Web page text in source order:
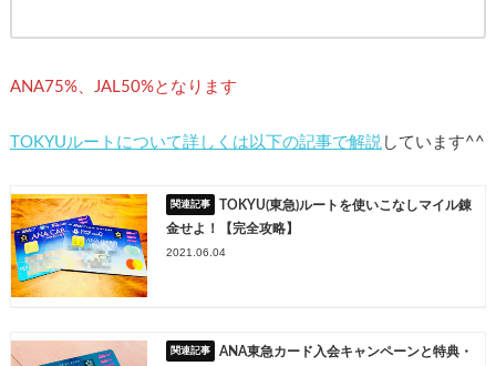
ANA75%、JAL50%となります
TOKYUルートについて詳しくは以下の記事で解説しています^^
TOKYU(東急)ルートを使いこなしマイル錬
金せよ！【完全攻略】
2021.06.04
ANA東急カード入会キャンペーンと特典・